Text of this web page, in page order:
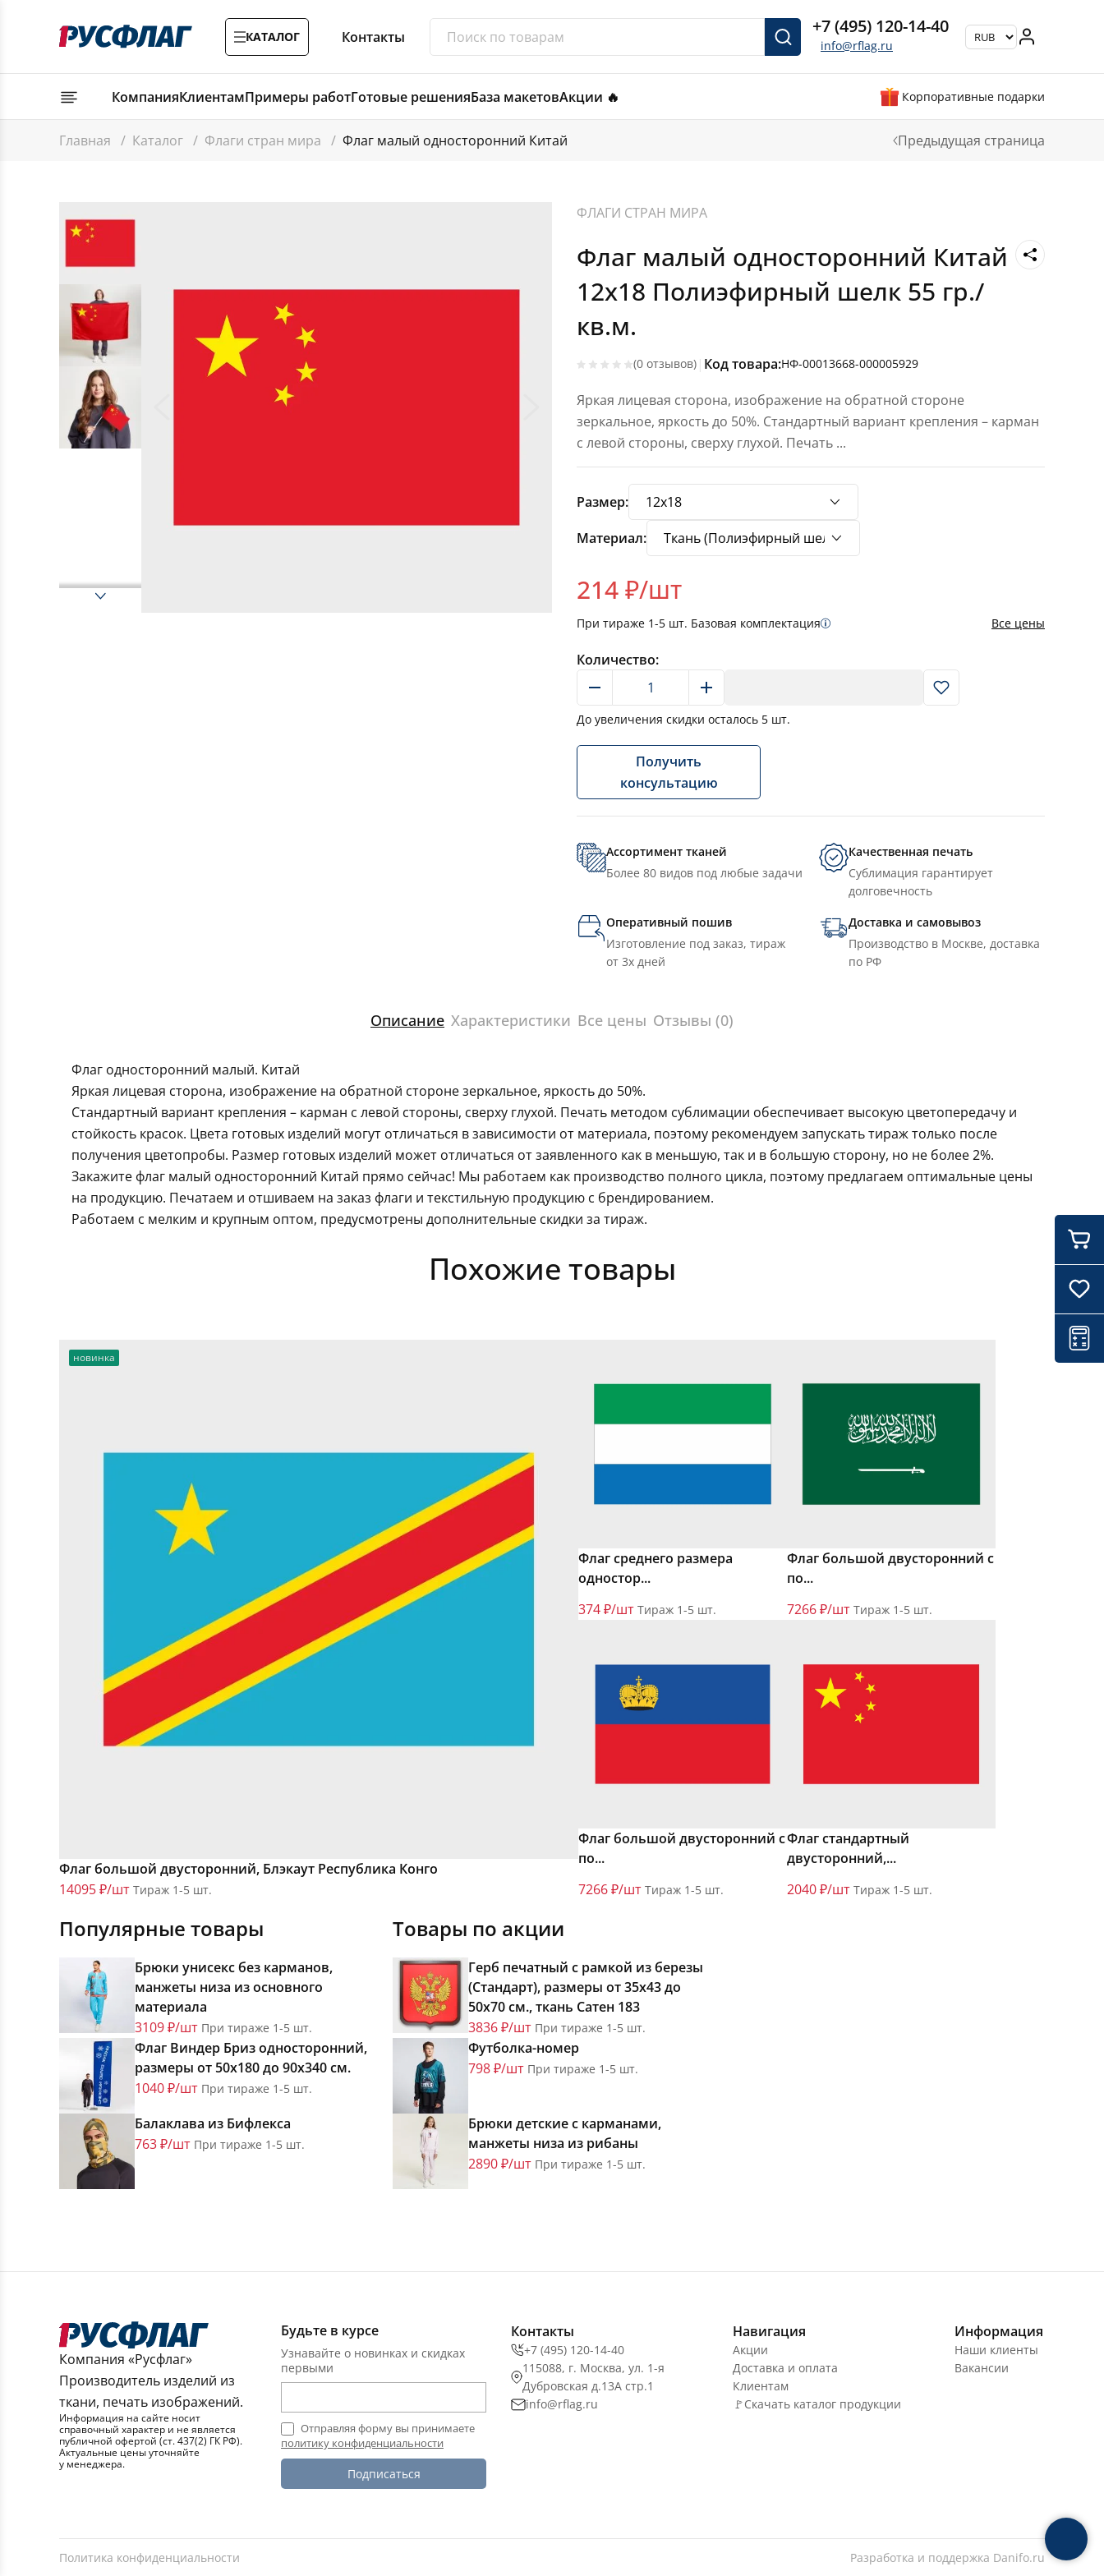
КАТАЛОГ Контакты +7 (495) 120-14-40
info@rflag.ru
КомпанияКлиентамПримеры работГотовые решенияБаза макетовАкции 🔥 Корпоративные подарки
Главная / Каталог / Флаги стран мира / Флаг малый односторонний Китай Предыдущая страница
ФЛАГИ СТРАН МИРА
Флаг малый односторонний Китай
12х18 Полиэфирный шелк 55 гр./
кв.м.
(0 отзывов) | Код товара:НФ-00013668-000005929
Яркая лицевая сторона, изображение на обратной стороне
зеркальное, яркость до 50%. Стандартный вариант крепления – карман
с левой стороны, сверху глухой. Печать ...
Размер:
Материал:
214₽/шт
При тираже 1-5 шт. Базовая комплектация Все цены
Количество:
До увеличения скидки осталось 5 шт.
Получить
консультацию
Ассортимент тканей
Более 80 видов под любые задачи
Качественная печать
Сублимация гарантирует
долговечность
Оперативный пошив
Изготовление под заказ, тираж
от 3х дней
Доставка и самовывоз
Производство в Москве, доставка
по РФ
Описание Характеристики Все цены Отзывы (0)
Флаг односторонний малый. Китай
Яркая лицевая сторона, изображение на обратной стороне зеркальное, яркость до 50%.
Стандартный вариант крепления – карман с левой стороны, сверху глухой. Печать методом сублимации обеспечивает высокую цветопередачу и
стойкость красок. Цвета готовых изделий могут отличаться в зависимости от материала, поэтому рекомендуем запускать тираж только после
получения цветопробы. Размер готовых изделий может отличаться от заявленного как в меньшую, так и в большую сторону, но не более 2%.
Закажите флаг малый односторонний Китай прямо сейчас! Мы работаем как производство полного цикла, поэтому предлагаем оптимальные цены
на продукцию. Печатаем и отшиваем на заказ флаги и текстильную продукцию с брендированием.
Работаем с мелким и крупным оптом, предусмотрены дополнительные скидки за тираж.
Похожие товары
новинка
Флаг большой двусторонний, Блэкаут Республика Конго
14095 ₽/шт Тираж 1-5 шт.
Флаг среднего размера
одностор...
374 ₽/шт Тираж 1-5 шт.
Флаг большой двусторонний с
по...
7266 ₽/шт Тираж 1-5 шт.
Флаг большой двусторонний с
по...
7266 ₽/шт Тираж 1-5 шт.
Флаг стандартный
двусторонний,...
2040 ₽/шт Тираж 1-5 шт.
Популярные товары
Брюки унисекс без карманов,
манжеты низа из основного
материала
3109 ₽/шт При тираже 1-5 шт.
Флаг Виндер Бриз односторонний,
размеры от 50х180 до 90х340 см.
1040 ₽/шт При тираже 1-5 шт.
Балаклава из Бифлекса
763 ₽/шт При тираже 1-5 шт.
Товары по акции
Герб печатный с рамкой из березы
(Стандарт), размеры от 35х43 до
50х70 см., ткань Сатен 183
3836 ₽/шт При тираже 1-5 шт.
Футболка-номер
798 ₽/шт При тираже 1-5 шт.
Брюки детские с карманами,
манжеты низа из рибаны
2890 ₽/шт При тираже 1-5 шт.
Компания «Русфлаг»
Производитель изделий из
ткани, печать изображений.
Информация на сайте носит
справочный характер и не является
публичной офертой (ст. 437(2) ГК РФ).
Актуальные цены уточняйте
у менеджера.
Будьте в курсе
Узнавайте о новинках и скидках
первыми
Отправляя форму вы принимаете
политику конфиденциальности
Подписаться
Контакты
+7 (495) 120-14-40
115088, г. Москва, ул. 1-я
Дубровская д.13А стр.1
info@rflag.ru
Навигация
Акции
Доставка и оплата
Клиентам
🚩Скачать каталог продукции
Информация
Наши клиенты
Вакансии
Политика конфиденциальности Разработка и поддержка Danifo.ru